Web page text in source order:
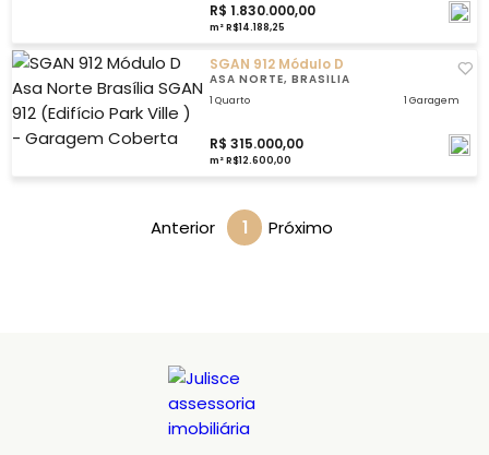
R$ 1.830.000,00
m² R$14.188,25
SGAN 912 Módulo D
ASA NORTE, BRASÍLIA
1 Quarto 1 Garagem
R$ 315.000,00
m² R$12.600,00
Anterior 1 Próximo